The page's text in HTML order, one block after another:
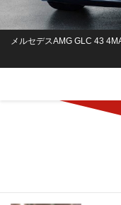
メルセデスAMG GLC 43